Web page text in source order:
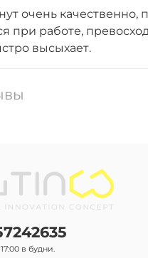
очень качественно,
при работе,
высыхает.
в будни.